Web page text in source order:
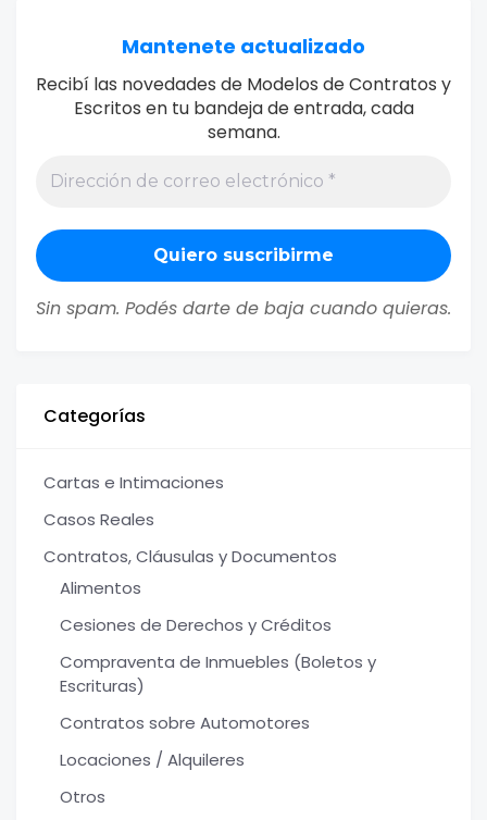
Mantenete actualizado
Recibí las novedades de Modelos de Contratos y
Escritos en tu bandeja de entrada, cada
semana.
Sin spam. Podés darte de baja cuando quieras.
Categorías
Cartas e Intimaciones
Casos Reales
Contratos, Cláusulas y Documentos
Alimentos
Cesiones de Derechos y Créditos
Compraventa de Inmuebles (Boletos y
Escrituras)
Contratos sobre Automotores
Locaciones / Alquileres
Otros